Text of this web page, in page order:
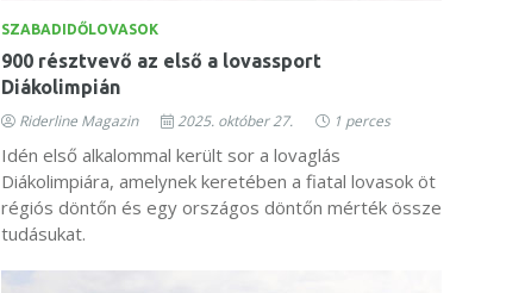
SZABADIDŐLOVASOK
900 résztvevő az első a lovassport
Diákolimpián
Riderline Magazin 2025. október 27. 1 perces
Idén első alkalommal került sor a lovaglás
Diákolimpiára, amelynek keretében a fiatal lovasok öt
régiós döntőn és egy országos döntőn mérték össze
tudásukat.